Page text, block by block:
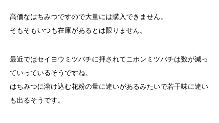
高価なはちみつですので大量には購入できません。
そもそもいつも在庫があるとは限りません。
最近ではセイヨウミツバチに押されてニホンミツバチは数が減っ
ていっているそうですね。
はちみつに溶け込む花粉の量に違いがあるみたいで若干味に違い
も出るそうです。